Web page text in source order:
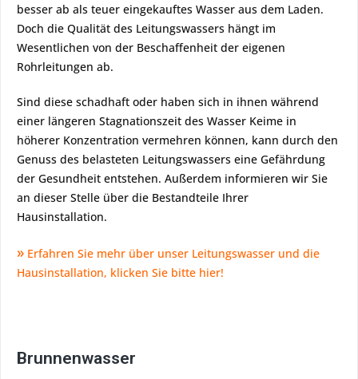
besser ab als teuer eingekauftes Wasser aus dem Laden.
Doch die Qualität des Leitungswassers hängt im
Wesentlichen von der Beschaffenheit der eigenen
Rohrleitungen ab.
Sind diese schadhaft oder haben sich in ihnen während
einer längeren Stagnationszeit des Wasser Keime in
höherer Konzentration vermehren können, kann durch den
Genuss des belasteten Leitungswassers eine Gefährdung
der Gesundheit entstehen. Außerdem informieren wir Sie
an dieser Stelle über die Bestandteile Ihrer
Hausinstallation.
» Erfahren Sie mehr über unser Leitungswasser und die
Hausinstallation, klicken Sie bitte hier!
Brunnenwasser